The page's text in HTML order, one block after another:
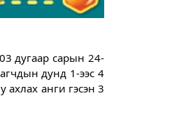
дугаар сарын 24-
дунд 1-ээс 4
ахлах анги гэсэн 3